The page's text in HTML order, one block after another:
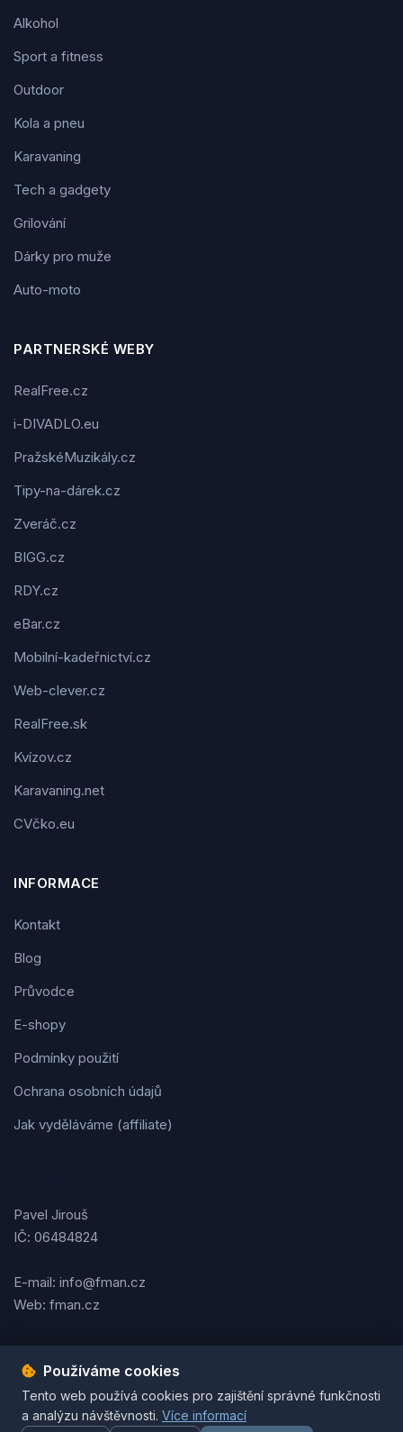
Alkohol
Sport a fitness
Outdoor
Kola a pneu
Karavaning
Tech a gadgety
Grilování
Dárky pro muže
Auto-moto
PARTNERSKÉ WEBY
RealFree.cz
i-DIVADLO.eu
PražskéMuzikály.cz
Tipy-na-dárek.cz
Zveráč.cz
BIGG.cz
RDY.cz
eBar.cz
Mobilní-kadeřnictví.cz
Web-clever.cz
RealFree.sk
Kvízov.cz
Karavaning.net
CVčko.eu
INFORMACE
Kontakt
Blog
Průvodce
E-shopy
Podmínky použití
Ochrana osobních údajů
Jak vyděláváme (affiliate)
Pavel Jirouš
IČ: 06484824
E-mail: info@fman.cz
Web: fman.cz
Podmínky použitíOchrana osobních údajůCookies
© 2026 FMAN.cz. Všechna práva vyhrazena. | Vytvořil
Používáme cookies
Tento web používá cookies pro zajištění správné funkčnosti
a analýzu návštěvnosti. Více informací